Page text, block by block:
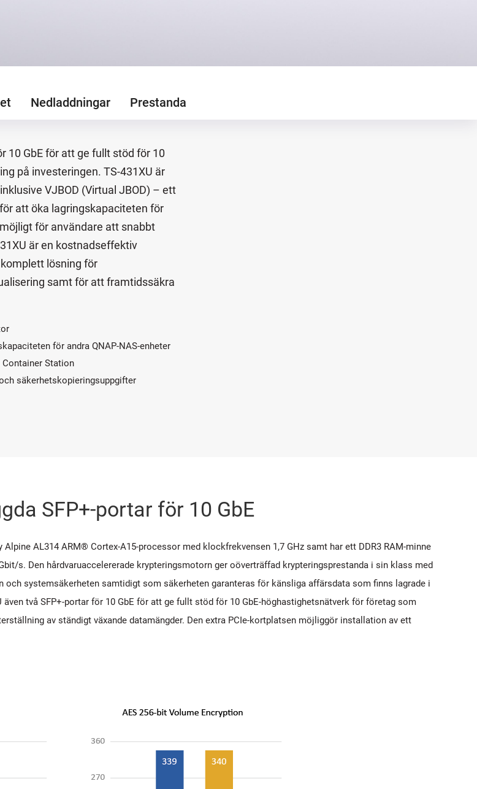
Nedladdningar Prestanda
10 GbE för att ge fullt stöd för 10
på investeringen. TS-431XU är
VJBOD (Virtual JBOD) – ett
att öka lagringskapaciteten för
för användare att snabbt
är en kostnadseffektiv
lösning för
samt för att framtidssäkra
för andra QNAP-NAS-enheter
Container Station
säkerhetskopieringsuppgifter
SFP+-portar för 10 GbE
AL314 ARM® Cortex-A15-processor med klockfrekvensen 1,7 GHz samt har ett DDR3 RAM-minne
s. Den hårdvaruaccelererade krypteringsmotorn ger oöverträffad krypteringsprestanda i sin klass med
systemsäkerheten samtidigt som säkerheten garanteras för känsliga affärsdata som finns lagrade i
två SFP+-portar för 10 GbE för att ge fullt stöd för 10 GbE-höghastighetsnätverk för företag som
av ständigt växande datamängder. Den extra PCIe-kortplatsen möjliggör installation av ett